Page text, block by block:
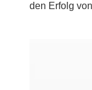
den Erfolg